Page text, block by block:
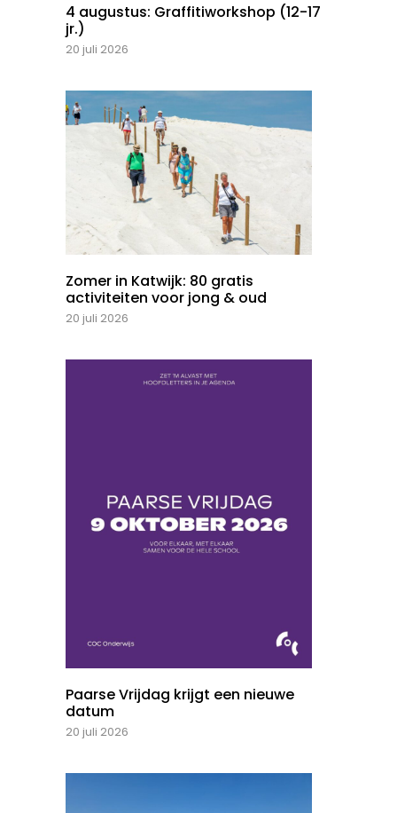
4 augustus: Graffitiworkshop (12-17
jr.)
20 juli 2026
Zomer in Katwijk: 80 gratis
activiteiten voor jong & oud
20 juli 2026
Paarse Vrijdag krijgt een nieuwe
datum
20 juli 2026